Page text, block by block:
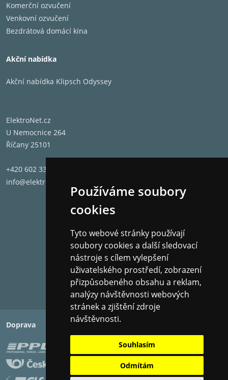
Používáme soubory
cookies
Tyto webové stránky používají
soubory cookies a další sledovací
nástroje s cílem vylepšení
uživatelského prostředí, zobrazení
přizpůsobeného obsahu a reklam,
analýzy návštěvnosti webových
stránek a zjištění zdroje
návštěvnosti.
Souhlasím
Odmítám
Komerční ozvučení
Venkovní ozvučení
Bezdrátová domácí kina
Akční nabídka
Akční nabídka Klipsch Odyssey
ElektroNet.cz
U Nemocnice 264
Říčany 25101
+420 602 331 662
info@elektronet.cz
Doprava Platba